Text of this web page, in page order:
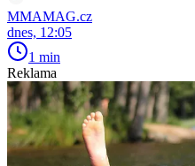
MMAMAG.cz
dnes, 12:05
1 min
Reklama